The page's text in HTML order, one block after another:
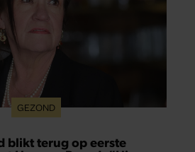
GEZOND
blikt terug op eerste